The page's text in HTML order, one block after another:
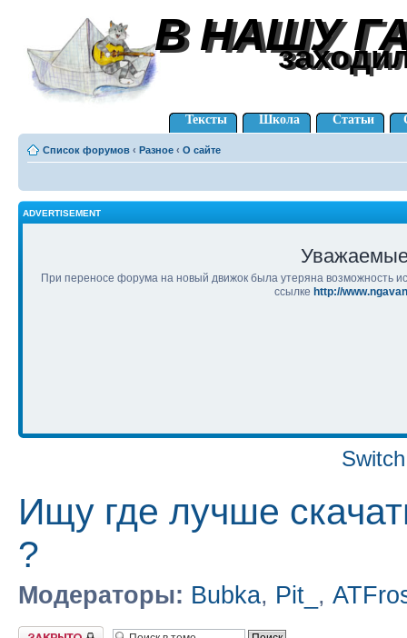
В НАШУ
В НАШУ
Тексты Школа Статьи
Список форумов ‹ Разное ‹ О сайте
ADVERTISEMENT
При переносе форума на новый движок была утеряна возможность
ссылке http://
Ищу где лучше
?
Модераторы: Bubka, Pit_ ,
Закрыто